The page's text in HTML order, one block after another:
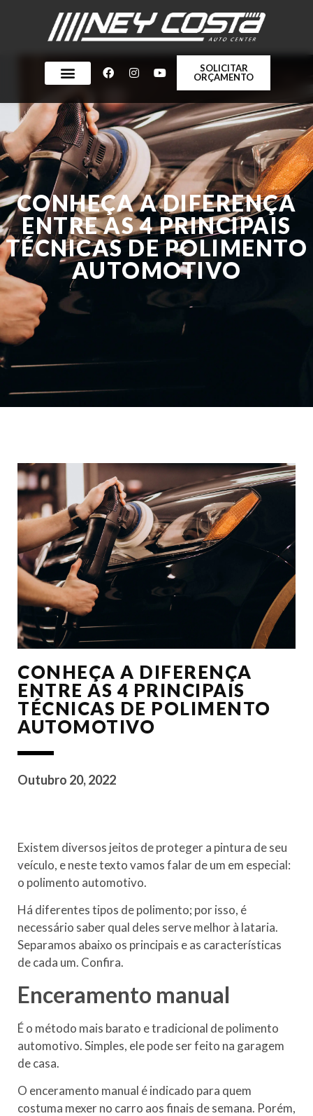
SOLICITAR
ORÇAMENTO
CONHEÇA A DIFERENÇA
ENTRE AS 4 PRINCIPAIS
TÉCNICAS DE POLIMENTO
AUTOMOTIVO
CONHEÇA A DIFERENÇA
ENTRE AS 4 PRINCIPAIS
TÉCNICAS DE POLIMENTO
AUTOMOTIVO
Outubro 20, 2022
Existem diversos jeitos de proteger a pintura de seu
veículo, e neste texto vamos falar de um em especial:
o polimento automotivo.
Há diferentes tipos de polimento; por isso, é
necessário saber qual deles serve melhor à lataria.
Separamos abaixo os principais e as características
de cada um. Confira.
Enceramento manual
É o método mais barato e tradicional de polimento
automotivo. Simples, ele pode ser feito na garagem
de casa.
O enceramento manual é indicado para quem
costuma mexer no carro aos finais de semana. Porém,